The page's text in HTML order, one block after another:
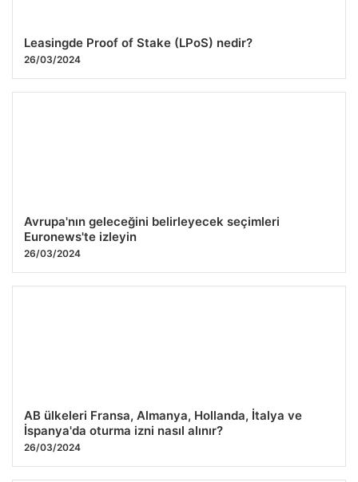
Leasingde Proof of Stake (LPoS) nedir?
26/03/2024
Avrupa'nın geleceğini belirleyecek seçimleri
Euronews'te izleyin
26/03/2024
AB ülkeleri Fransa, Almanya, Hollanda, İtalya ve
İspanya'da oturma izni nasıl alınır?
26/03/2024